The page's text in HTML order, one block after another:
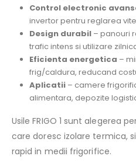
Control electronic
invertor pentru reglarea
Design durabil– panouri
trafic intens si utilizare
Eficienta energetica –
frig/caldura, reducand
Aplicatii– camere
alimentara, depozite
Usile FRIGO 1 sunt alegerea
care doresc izolare termica,
rapid in medii frigorifice.